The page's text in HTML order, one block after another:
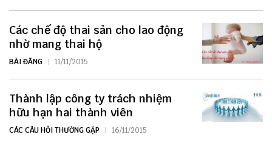
Các chế độ thai sản cho lao động
nhờ mang thai hộ
BÀI ĐĂNG 11/11/2015
Thành lập công ty trách nhiệm
hữu hạn hai thành viên
CÁC CÂU HỎI THƯỜNG GẶP 16/11/2015